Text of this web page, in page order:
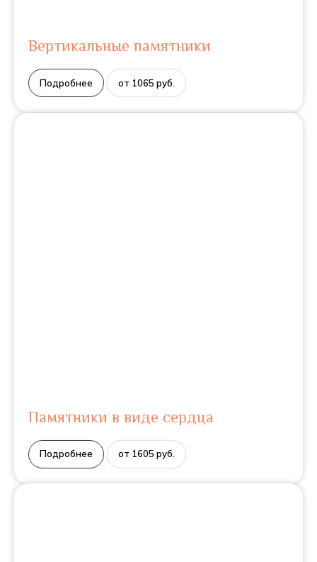
Вертикальные памятники
Подробнее от 1065 руб.
Памятники в виде сердца
Подробнее от 1605 руб.